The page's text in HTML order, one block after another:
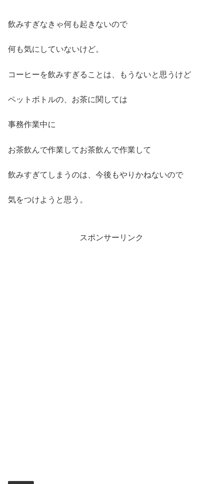
飲みすぎなきゃ何も起きないので
何も気にしていないけど。
コーヒーを飲みすぎることは、もうないと思うけど
ペットボトルの、お茶に関しては
事務作業中に
お茶飲んで作業してお茶飲んで作業して
飲みすぎてしまうのは、今後もやりかねないので
気をつけようと思う。
スポンサーリンク